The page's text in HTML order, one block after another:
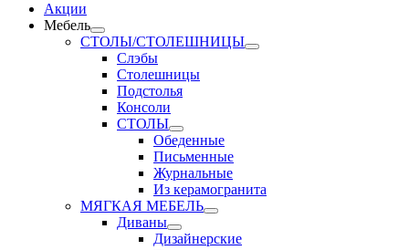
Акции
Мебель
СТОЛЫ/СТОЛЕШНИЦЫ
Слэбы
Столешницы
Подстолья
Консоли
СТОЛЫ
Обеденные
Письменные
Журнальные
Из керамогранита
МЯГКАЯ МЕБЕЛЬ
Диваны
Дизайнерские